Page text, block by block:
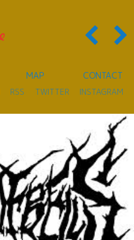
MAP CONTACT
RSS TWITTER INSTAGRAM